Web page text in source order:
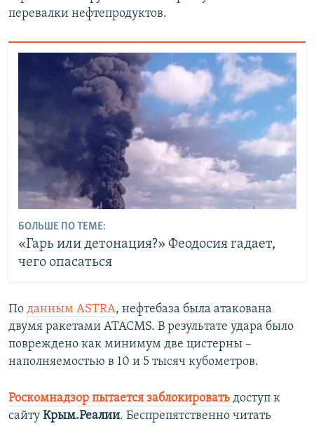
перевалки нефтепродуктов.
БОЛЬШЕ ПО ТЕМЕ:
«Гарь или детонация?» Феодосия гадает,
чего опасаться
По данным ASTRA, нефтебаза была атакована
двумя ракетами ATACMS. В результате удара было
повреждено как минимум две цистерны –
наполняемостью в 10 и 5 тысяч кубометров.
Роскомнадзор пытается заблокировать доступ к
сайту Крым.Реалии. Беспрепятственно читать